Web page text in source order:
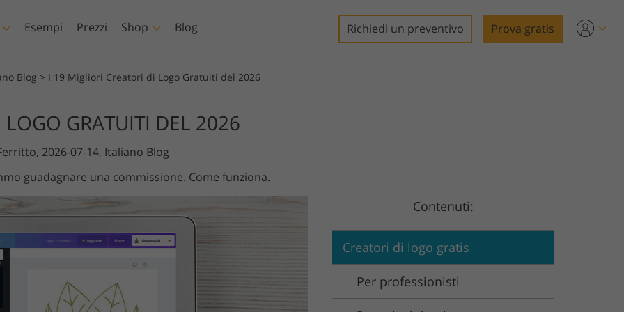
Servizi di fotoritocco per
Servizi di fotoritocco
IA
Servizi di manipolazione
delle immagini
Servizi Foto Restauro
Esempi Prezzi Shop
di
Templates
Modelli
Modelli di marketing
Biglietti di San Valentino
Inviti di nozze
bambini
Video
LUT professionali
Sovrapposizioni video
Blog Richiedi un preventivo Prova gratis
Blog > I 19 Migliori Creatori di Logo Gratuiti del 2026
GRATUITI DEL 2026
, 2026-07-14, Italiano Blog
guadagnare una commissione. Come funziona.
Contenuti:
Creatori di logo gratis
Per professionisti